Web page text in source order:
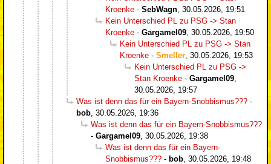
Kroenke - SebWagn 30.05.2026, 19:51
Kein Unterschied PL zu PSG -> Stan
Kroenke - Gargamel09 30.05.2026, 19:50
Kein Unterschied PL zu PSG -> Stan
Kroenke - Smeller 30.05.2026, 19:53
Kein Unterschied PL zu PSG ->
Stan Kroenke - Gargamel09
30.05.2026, 19:57
Was ist denn das für ein Bayern-Snobbismus??? -
bob 30.05.2026, 19:36
Was ist denn das für ein Bayern-Snobbismus???
- Gargamel09 30.05.2026, 19:38
Was ist denn das für ein Bayern-
Snobbismus??? - bob 30.05.2026, 19:48